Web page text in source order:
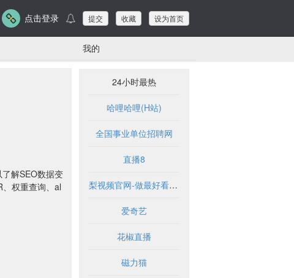
点击登录 提交 收藏 设为首页
我的
解SEO数据变
权重查询、al
24小时最热
哈哩哈哩(H站)
全国事业单位招聘网
直播8
梨视频官网-做最好看的资讯短视频-Pear Video
爱奇艺
花椒直播
磁力猫